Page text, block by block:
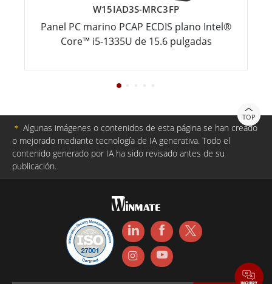
W15IAD3S-MRC3FP
Panel PC marino PCAP ECDIS plano Intel®
Core™ i5-1335U de 15.6 pulgadas
TOP
＊ Algunas imágenes o contenidos de esta página se han creado
o mejorado mediante tecnología de IA generativa. Todo el
contenido generado por IA ha sido revisado antes de su
publicación.